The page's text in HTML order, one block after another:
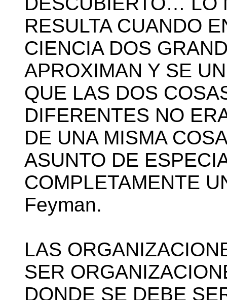
RESULTA CUANDO
CIENCIA DOS
APROXIMAN Y SE
QUE LAS DOS
DIFERENTES NO
DE UNA MISMA
ASUNTO DE
COMPLETAMENTE
Feyman.
LAS
SER
DONDE SE DEBE